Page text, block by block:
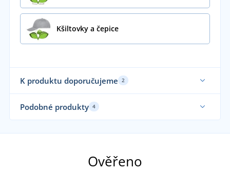
Kšiltovky a čepice
K produktu doporučujeme 2
Udržitelnost
Podobné produkty 4
Ověřeno